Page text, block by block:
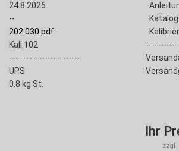
24.8.2026
--
202.030.pdf
Kali.102
------------------------
UPS
0.8 kg St.
Ihr
zzgl.